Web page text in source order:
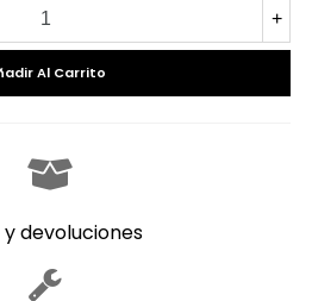
+
Al Carrito
y devoluciones